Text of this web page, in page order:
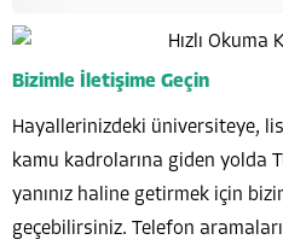
Bizimle İletişime Geçin
Hayallerinizdeki üniversiteye,
kamu kadrolarına giden yolda
yanınız haline getirmek için
geçebilirsiniz. Telefon